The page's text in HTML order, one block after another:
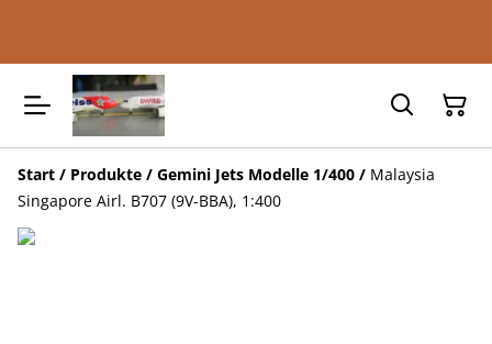
Start / Produkte / Gemini Jets Modelle 1/400 / Malaysia
Singapore Airl. B707 (9V-BBA), 1:400